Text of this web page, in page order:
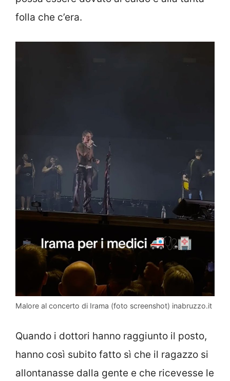
folla che c’era.
Malore al concerto di Irama (foto screenshot) inabruzzo.it
Quando i dottori hanno raggiunto il posto,
hanno così subito fatto sì che il ragazzo si
allontanasse dalla gente e che ricevesse le